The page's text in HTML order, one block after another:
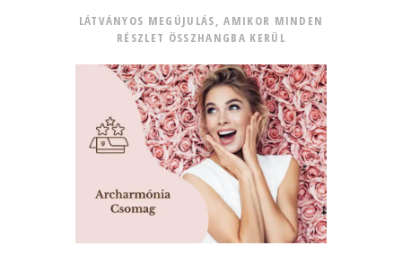
LÁTVÁNYOS MEGÚJULÁS, AMIKOR MINDEN
RÉSZLET ÖSSZHANGBA KERÜL